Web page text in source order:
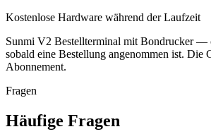
Kostenlose Hardware während der Laufzeit
Sunmi V2 Bestellterminal mit Bondrucker —
sobald eine Bestellung angenommen ist. Die
Abonnement.
Fragen
Häufige Fragen